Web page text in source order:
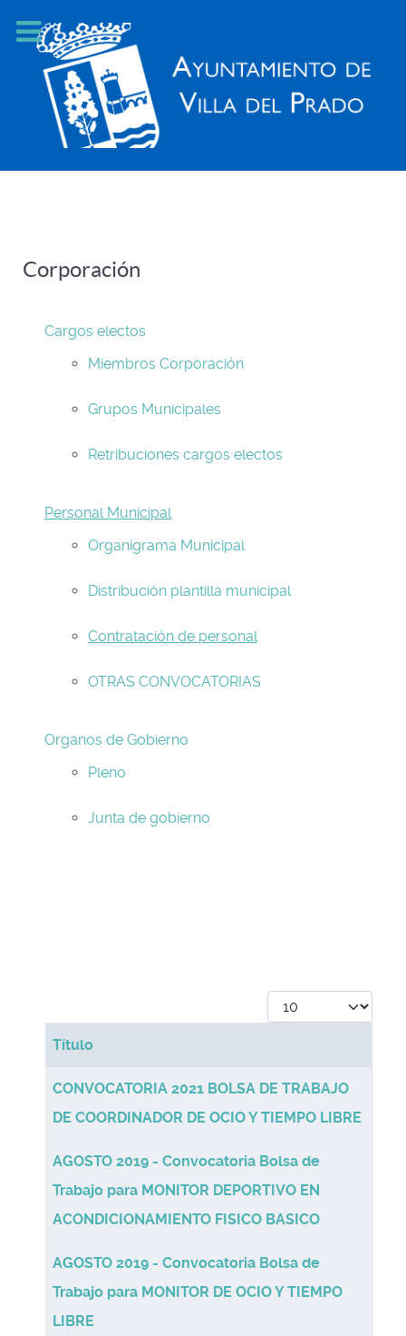
Corporación
Cargos electos
Miembros Corporación
Grupos Municipales
Retribuciones cargos electos
Personal Municipal
Organigrama Municipal
Distribución plantilla municipal
Contratación de personal
OTRAS CONVOCATORIAS
Organos de Gobierno
Pleno
Junta de gobierno
Cantidad a mostrar
Table of Articles
Título
CONVOCATORIA 2021 BOLSA DE TRABAJO
DE COORDINADOR DE OCIO Y TIEMPO LIBRE
AGOSTO 2019 - Convocatoria Bolsa de
Trabajo para MONITOR DEPORTIVO EN
ACONDICIONAMIENTO FISICO BASICO
AGOSTO 2019 - Convocatoria Bolsa de
Trabajo para MONITOR DE OCIO Y TIEMPO
LIBRE